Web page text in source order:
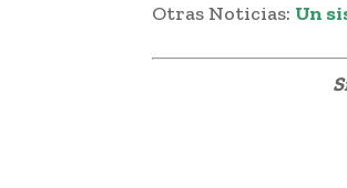
Otras Noticias: Un